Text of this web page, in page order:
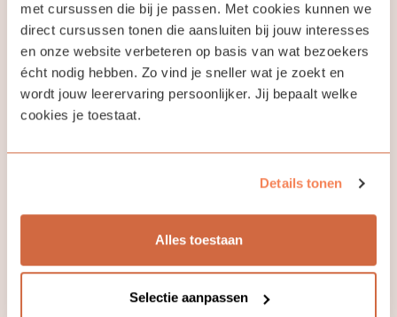
met cursussen die bij je passen. Met cookies kunnen we
direct cursussen tonen die aansluiten bij jouw interesses
en onze website verbeteren op basis van wat bezoekers
écht nodig hebben. Zo vind je sneller wat je zoekt en
wordt jouw leerervaring persoonlijker. Jij bepaalt welke
cookies je toestaat.
Details tonen
Alles toestaan
Selectie aanpassen
Jouw docent
Marc Stakenburg
Ik deel mijn kennis en ervaring graag met je!